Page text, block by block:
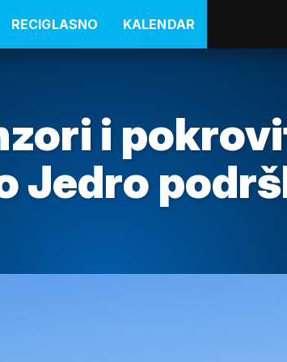
RECIGLASNO KALENDAR
i
Jedro